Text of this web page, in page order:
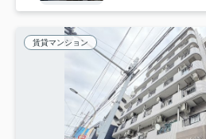
賃貸マンション